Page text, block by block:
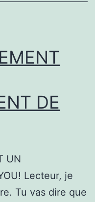
DE
UN
Lecteur, je
Tu vas dire que